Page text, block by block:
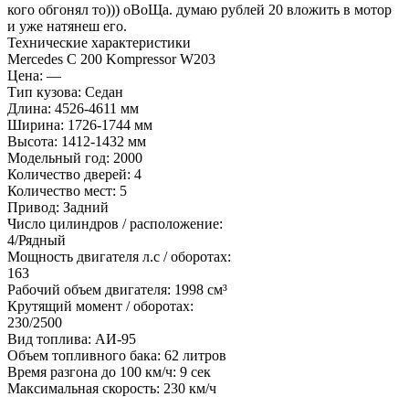
кого обгонял то))) оВоЩа. думаю рублей 20 вложить в мотор
и уже натянеш его.
Технические характеристики
Mercedes C 200 Kompressor W203
Цена: —
Тип кузова: Седан
Длина: 4526-4611 мм
Ширина: 1726-1744 мм
Высота: 1412-1432 мм
Модельный год: 2000
Количество дверей: 4
Количество мест: 5
Привод: Задний
Число цилиндров / расположение:
4/Рядный
Мощность двигателя л.с / оборотах:
163
Рабочий объем двигателя: 1998 см³
Крутящий момент / оборотах:
230/2500
Вид топлива: АИ-95
Объем топливного бака: 62 литров
Время разгона до 100 км/ч: 9 сек
Максимальная скорость: 230 км/ч